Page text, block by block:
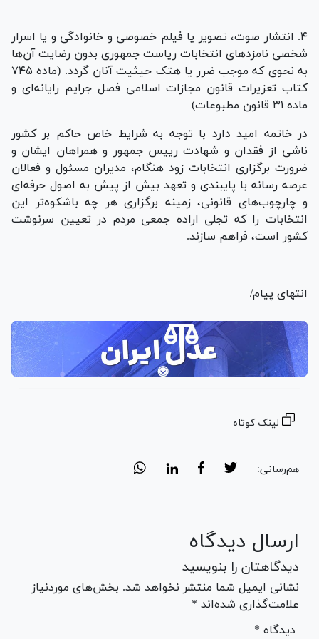
۴. انتشار صوت، تصویر یا فیلم خصوصی و خانوادگی و یا اسرار
شخصی نامزد‌های انتخابات ریاست جمهوری بدون رضایت آن‌ها
به نحوی که موجب ضرر یا هتک حیثیت آنان گردد. (ماده ۷۴۵
کتاب تعزیرات قانون مجازات اسلامی فصل جرایم رایانه‌ای و
ماده ۳۱ قانون مطبوعات)
در خاتمه امید دارد با توجه به شرایط خاص حاکم بر کشور
ناشی از فقدان و شهادت رییس جمهور و همراهان ایشان و
ضرورت برگزاری انتخابات زود هنگام، مدیران مسئول و فعالان
عرصه رسانه با پایبندی و تعهد بیش از پیش به اصول حرفه‌ای
و چارچوب‌های قانونی، زمینه برگزاری هر چه باشکوه‌تر این
انتخابات را که تجلی اراده جمعی مردم در تعیین سرنوشت
کشور است، فراهم سازند.
انتهای پیام/
لینک کوتاه
هم‌رسانی:
ارسال دیدگاه
دیدگاهتان را بنویسید
نشانی ایمیل شما منتشر نخواهد شد. بخش‌های موردنیاز
علامت‌گذاری شده‌اند *
* دیدگاه